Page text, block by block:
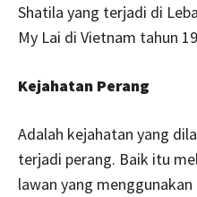
Shatila yang terjadi di
My Lai di Vietnam tahun
Kejahatan Perang
Adalah kejahatan yang
terjadi perang. Baik itu
lawan yang menggunakan